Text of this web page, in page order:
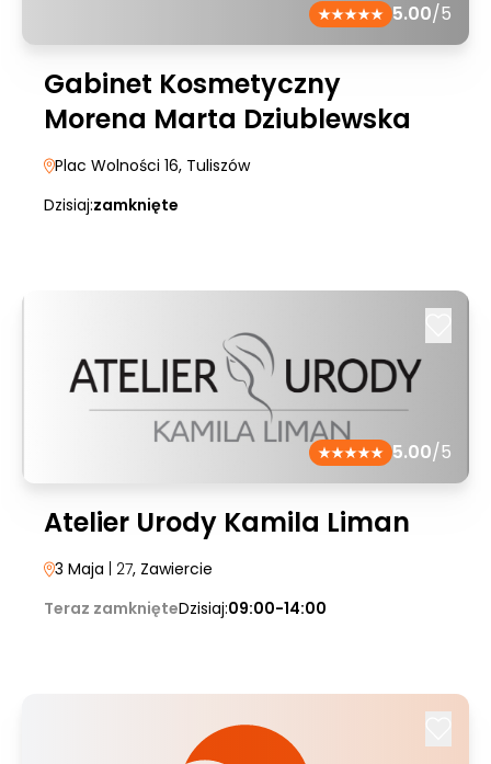
5.00/5
Gabinet Kosmetyczny
Morena Marta Dziublewska
Plac Wolności 16, Tuliszów
Dzisiaj:zamknięte
5.00/5
Atelier Urody Kamila Liman
3 Maja | 27, Zawiercie
Teraz zamknięteDzisiaj:09:00-14:00